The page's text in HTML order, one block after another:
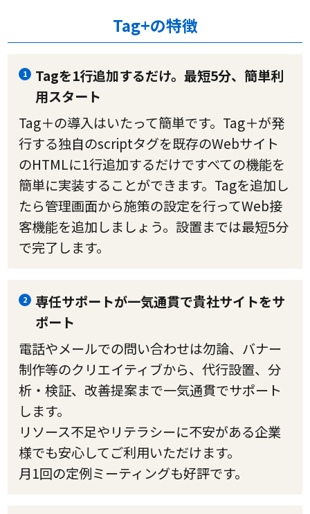
Tag+の特徴
1
Tagを1行追加するだけ。最短5分、簡単利
用スタート
Tag＋の導入はいたって簡単です。Tag＋が発
行する独自のscriptタグを既存のWebサイト
のHTMLに1行追加するだけですべての機能を
簡単に実装することができます。Tagを追加し
たら管理画面から施策の設定を行ってWeb接
客機能を追加しましょう。設置までは最短5分
で完了します。
2
専任サポートが一気通貫で貴社サイトをサ
ポート
電話やメールでの問い合わせは勿論、バナー
制作等のクリエイティブから、代行設置、分
析・検証、改善提案まで一気通貫でサポート
します。
リソース不足やリテラシーに不安がある企業
様でも安心してご利用いただけます。
月1回の定例ミーティングも好評です。